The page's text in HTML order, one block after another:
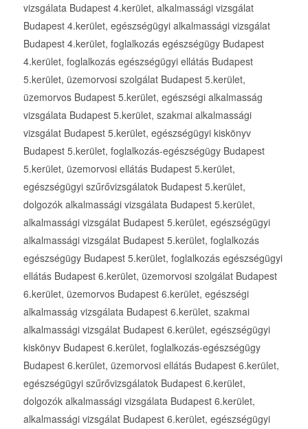
vizsgálata Budapest 4.kerület, alkalmassági vizsgálat
Budapest 4.kerület, egészségügyi alkalmassági vizsgálat
Budapest 4.kerület, foglalkozás egészségügy Budapest
4.kerület, foglalkozás egészségügyi ellátás Budapest
5.kerület, üzemorvosi szolgálat Budapest 5.kerület,
üzemorvos Budapest 5.kerület, egészségi alkalmasság
vizsgálata Budapest 5.kerület, szakmai alkalmassági
vizsgálat Budapest 5.kerület, egészségügyi kiskönyv
Budapest 5.kerület, foglalkozás-egészségügy Budapest
5.kerület, üzemorvosi ellátás Budapest 5.kerület,
egészségügyi szűrővizsgálatok Budapest 5.kerület,
dolgozók alkalmassági vizsgálata Budapest 5.kerület,
alkalmassági vizsgálat Budapest 5.kerület, egészségügyi
alkalmassági vizsgálat Budapest 5.kerület, foglalkozás
egészségügy Budapest 5.kerület, foglalkozás egészségügyi
ellátás Budapest 6.kerület, üzemorvosi szolgálat Budapest
6.kerület, üzemorvos Budapest 6.kerület, egészségi
alkalmasság vizsgálata Budapest 6.kerület, szakmai
alkalmassági vizsgálat Budapest 6.kerület, egészségügyi
kiskönyv Budapest 6.kerület, foglalkozás-egészségügy
Budapest 6.kerület, üzemorvosi ellátás Budapest 6.kerület,
egészségügyi szűrővizsgálatok Budapest 6.kerület,
dolgozók alkalmassági vizsgálata Budapest 6.kerület,
alkalmassági vizsgálat Budapest 6.kerület, egészségügyi